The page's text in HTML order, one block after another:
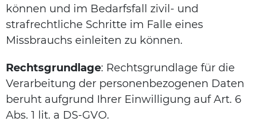
können und im Bedarfsfall zivil- und
strafrechtliche Schritte im Falle eines
Missbrauchs einleiten zu können.
Rechtsgrundlage: Rechtsgrundlage für die
Verarbeitung der personenbezogenen Daten
beruht aufgrund Ihrer Einwilligung auf Art. 6
Abs. 1 lit. a DS-GVO.